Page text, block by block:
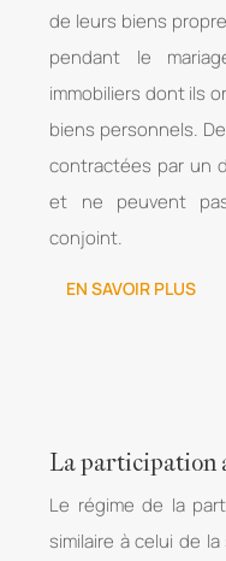
de leurs biens
pendant le
immobiliers dont ils
biens personnels.
contractées par un
et ne peuvent
conjoint.
EN SAVOIR PLUS
La participation
Le régime de la
similaire à celui de